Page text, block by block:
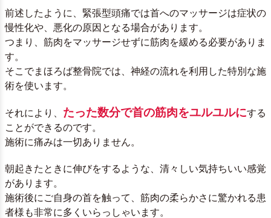
前述したように、緊張型頭痛では首へのマッサージは症状の
慢性化や、悪化の原因となる場合があります。
つまり、筋肉をマッサージせずに筋肉を緩める必要がありま
す。
そこでまほろば整骨院では、神経の流れを利用した特別な施
術を使います。
それにより、 たった数分で首の筋肉をユルユルにする
ことができるのです。
施術に痛みは一切ありません。
朝起きたときに伸びをするような、清々しい気持ちいい感覚
があります。
施術後にご自身の首を触って、筋肉の柔らかさに驚かれる患
者様も非常に多くいらっしゃいます。